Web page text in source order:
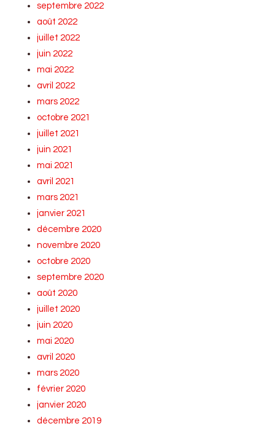
septembre 2022
août 2022
juillet 2022
juin 2022
mai 2022
avril 2022
mars 2022
octobre 2021
juillet 2021
juin 2021
mai 2021
avril 2021
mars 2021
janvier 2021
décembre 2020
novembre 2020
octobre 2020
septembre 2020
août 2020
juillet 2020
juin 2020
mai 2020
avril 2020
mars 2020
février 2020
janvier 2020
décembre 2019